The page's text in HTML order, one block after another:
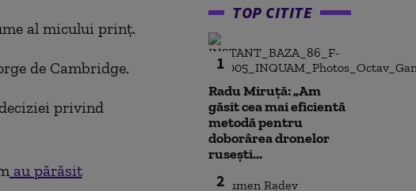
al micului prinț.
de Cambridge.
privind
au părăsit
TOP CITITE
1
Radu Miruță: „Am
găsit cea mai eficientă
metodă pentru
doborârea dronelor
rusești...
2